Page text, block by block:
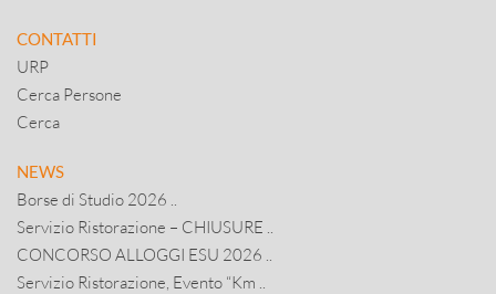
CONTATTI
URP
Cerca Persone
Cerca
NEWS
Borse di Studio 2026 ..
Servizio Ristorazione – CHIUSURE ..
CONCORSO ALLOGGI ESU 2026 ..
Servizio Ristorazione, Evento “Km ..